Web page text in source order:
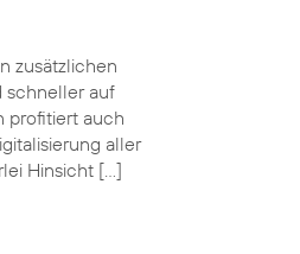
zusätzlichen
schneller auf
profitiert auch
aller
Hinsicht […]